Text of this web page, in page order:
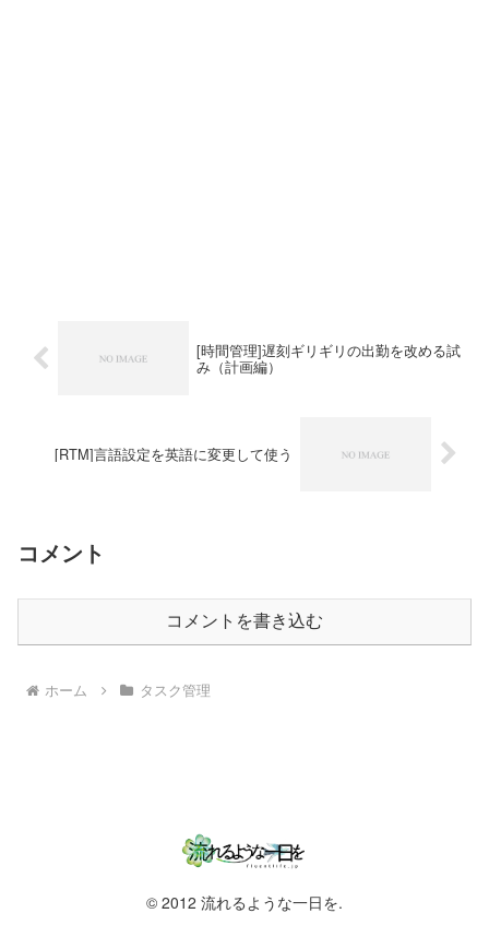
[時間管理]遅刻ギリギリの出勤を改める試
み（計画編）
[RTM]言語設定を英語に変更して使う
コメント
コメントを書き込む
ホーム タスク管理
© 2012 流れるような一日を.